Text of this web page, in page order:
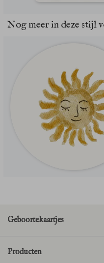
Nog meer in deze stijl
Geboortekaartjes
Producten